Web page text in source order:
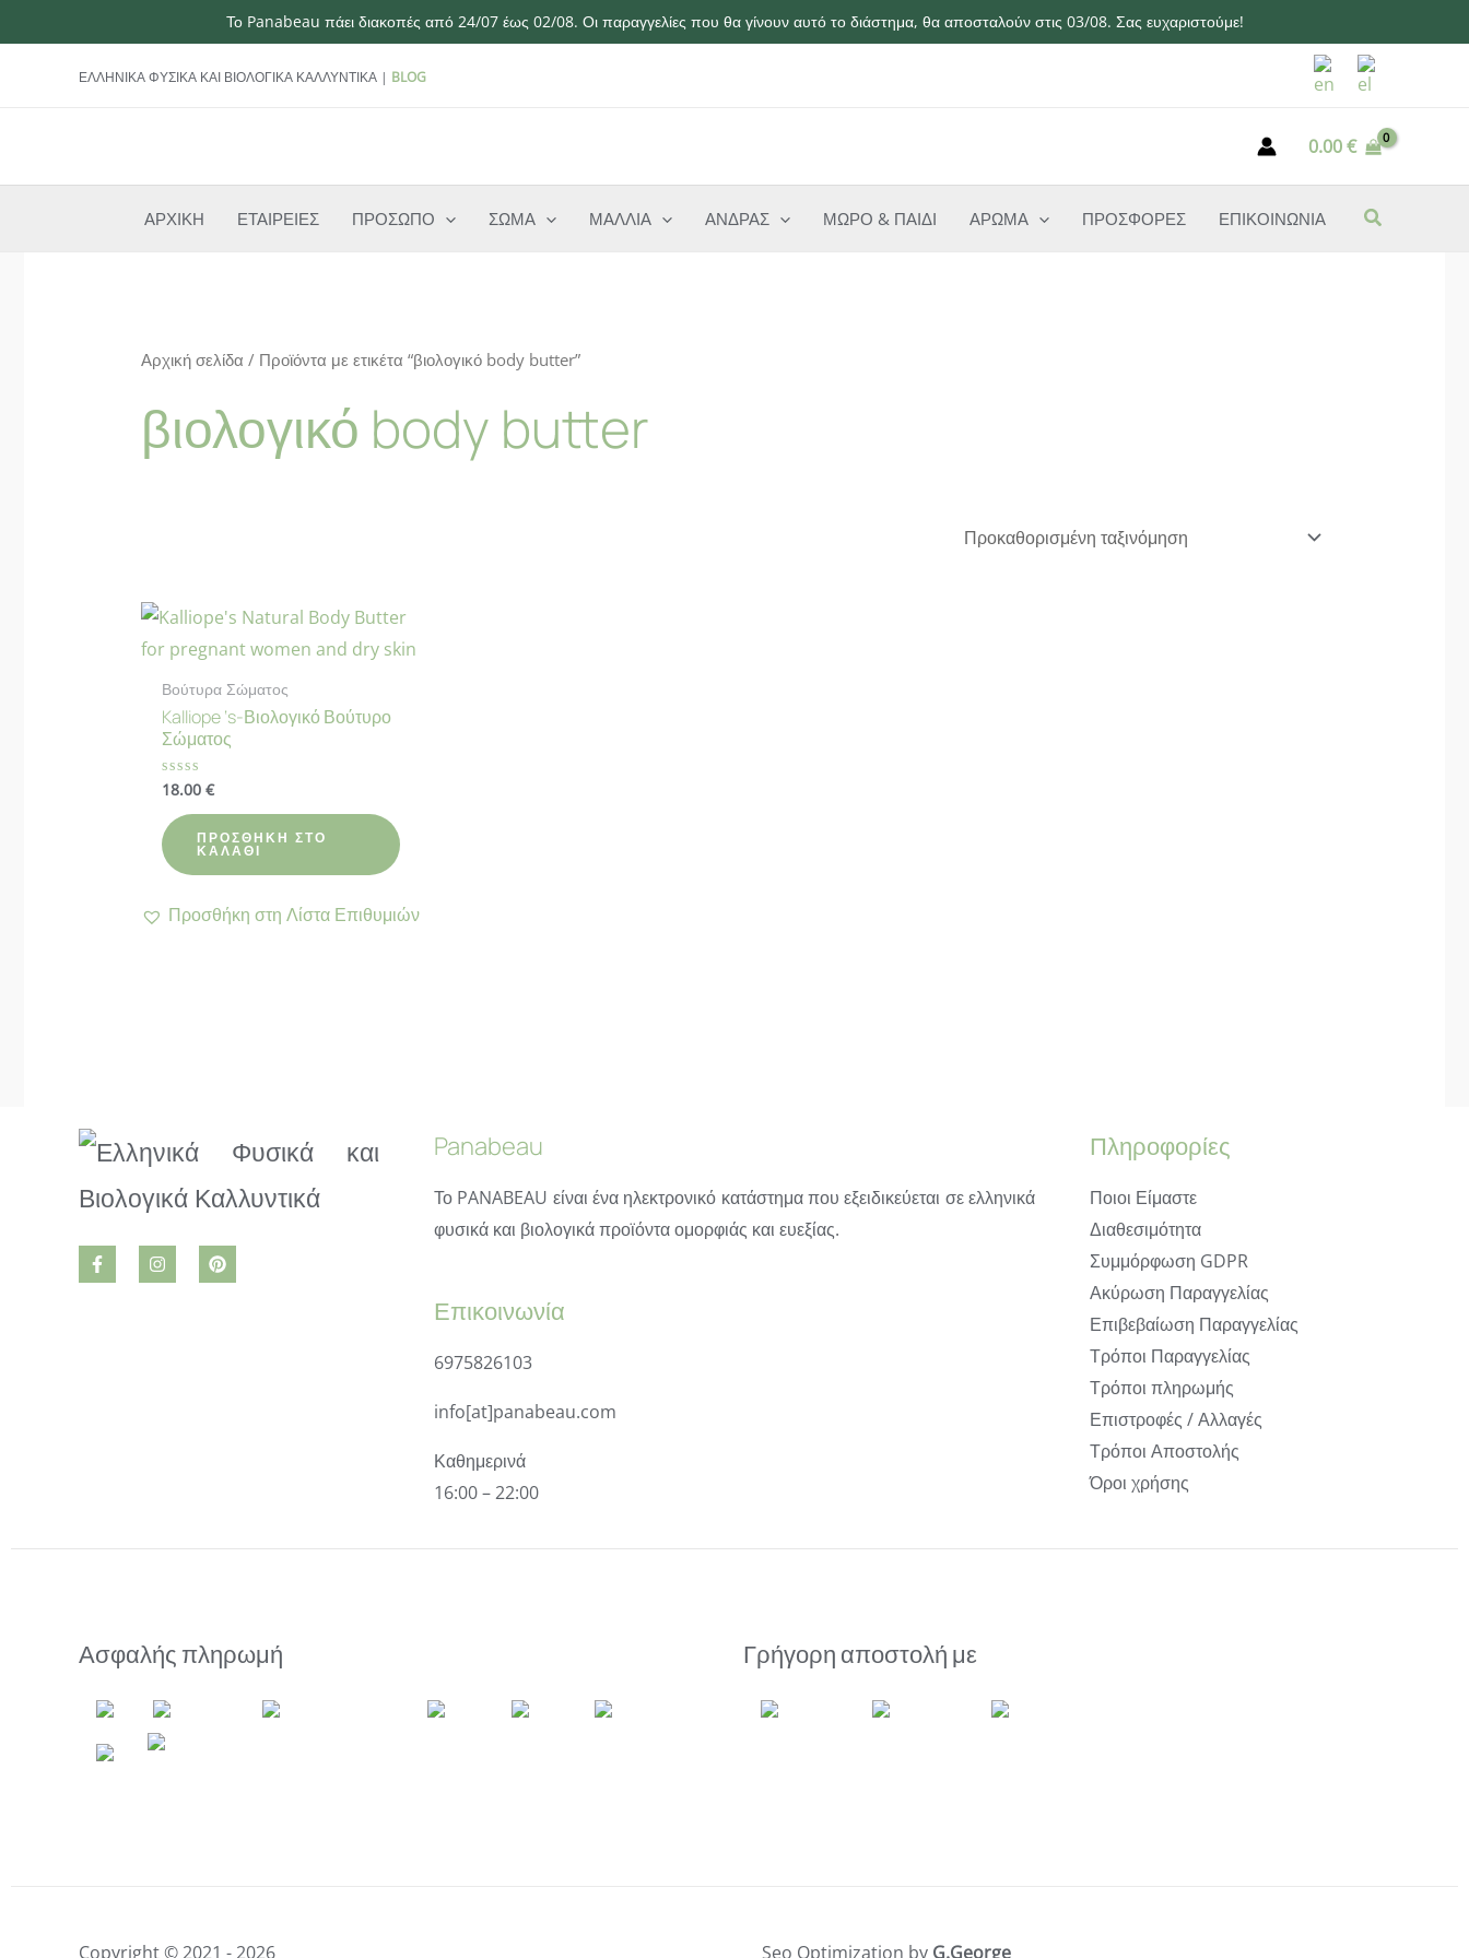
Το Panabeau πάει διακοπές από 24/07 έως 02/08. Οι παραγγελίες που θα γίνουν αυτό το διάστημα, θα αποσταλούν στις 03/08. Σας ευχαριστούμε!
ΕΛΛΗΝΙΚΑ ΦΥΣΙΚΑ ΚΑΙ ΒΙΟΛΟΓΙΚΑ ΚΑΛΛΥΝΤΙΚΑ | BLOG
0.00€
ΑΡΧΙΚΗ ΕΤΑΙΡΕΙΕΣ ΠΡΟΣΩΠΟ ΣΩΜΑ ΜΑΛΛΙΑ ΑΝΔΡΑΣ ΜΩΡΟ & ΠΑΙΔΙ ΑΡΩΜΑ ΠΡΟΣΦΟΡΕΣ ΕΠΙΚΟΙΝΩΝΙΑ
Αρχική σελίδα / Προϊόντα με ετικέτα “βιολογικό body butter”
βιολογικό body butter
Βούτυρα Σώματος
Kalliope ‘s-Βιολογικό Βούτυρο
Σώματος
Βαθμολογήθηκε
από
5
18.00 €
ΠΡΟΣΘΉΚΗ ΣΤΟ
ΚΑΛΆΘΙ
Προσθήκη στη Λίστα Επιθυμιών
Panabeau
Το PANABEAU είναι ένα ηλεκτρονικό κατάστημα που εξειδικεύεται σε ελληνικά
φυσικά και βιολογικά προϊόντα ομορφιάς και ευεξίας.
Επικοινωνία
6975826103
info[at]panabeau.com
Καθημερινά
16:00 – 22:00
Πληροφορίες
Ποιοι Είμαστε
Διαθεσιμότητα
Συμμόρφωση GDPR
Ακύρωση Παραγγελίας
Επιβεβαίωση Παραγγελίας
Τρόποι Παραγγελίας
Τρόποι πληρωμής
Επιστροφές / Αλλαγές
Τρόποι Αποστολής
Όροι χρήσης
Ασφαλής πληρωμή Γρήγορη αποστολή με
Copyright © 2021 - 2026 Seo Optimization by G.George